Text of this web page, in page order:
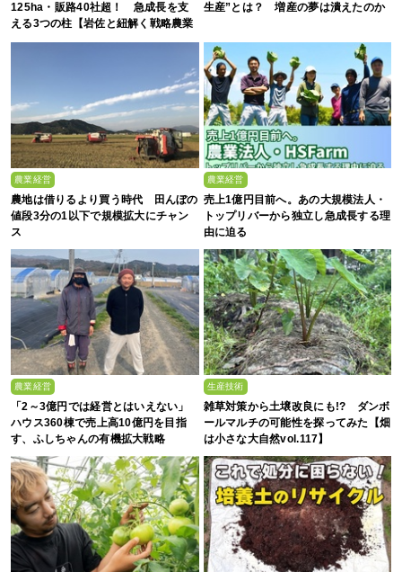
125ha・販路40社超！ 急成長を支
える3つの柱【岩佐と紐解く戦略農業
#25】
生産”とは？ 増産の夢は潰えたのか
農業経営
農地は借りるより買う時代 田んぼの
値段3分の1以下で規模拡大にチャン
ス
農業経営
売上1億円目前へ。あの大規模法人・
トップリバーから独立し急成長する理
由に迫る
農業経営
「2～3億円では経営とはいえない」
ハウス360棟で売上高10億円を目指
す、ふしちゃんの有機拡大戦略
生産技術
雑草対策から土壌改良にも!? ダンボ
ールマルチの可能性を探ってみた【畑
は小さな大自然vol.117】